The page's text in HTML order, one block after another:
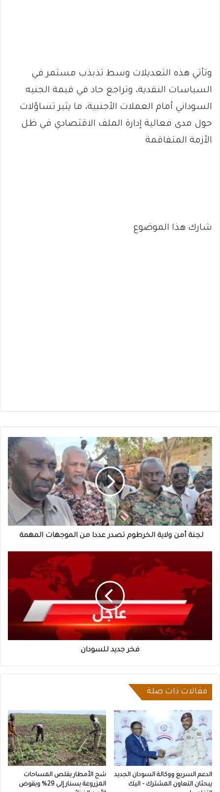
وتأتي هذه التعديلات وسط تذبذب مستمر في
السياسات النقدية، وتراجع حاد في قيمة الجنيه
السوداني أمام العملات الأجنبية، ما يثير تساؤلات
حول مدى فعالية إدارة الملف الاقتصادي في ظل
الأزمة المتفاقمة
شارك هذا الموضوع
لجنة
أمن
ولاية
الخرطوم
تصدر
عددا
من
الموجهات
المهمة
لجنة أمن ولاية الخرطوم تصدر عددا من الموجهات المهمة
للسودان
فخر جديد للسودان
مقالات ذات صلة
الدعم السريع ووكالة السودان الجديد
يبحثان التعاون المشترك – اليك
شح الأمطار يقلص المساحات
المزروعة بسنار إلى 29% ويقوض